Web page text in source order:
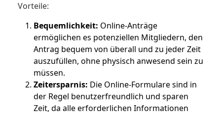
Vorteile:
Bequemlichkeit: Online-Anträge
ermöglichen es potenziellen Mitgliedern, den
Antrag bequem von überall und zu jeder Zeit
auszufüllen, ohne physisch anwesend sein zu
müssen.
Zeitersparnis: Die Online-Formulare sind in
der Regel benutzerfreundlich und sparen
Zeit, da alle erforderlichen Informationen